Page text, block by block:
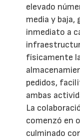
elevado
media y baja,
inmediato a
físicamente
pedidos,
ambas
La
comenzó en
culminado